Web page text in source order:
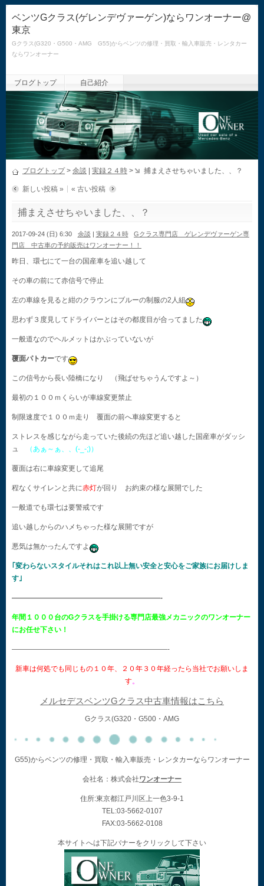
ベンツGクラス(ゲレンデヴァーゲン)ならワンオーナー@
東京
Gクラス(G320・G500・AMG G55)からベンツの修理・買取・輸入車販売・レンタカー
ならワンオーナー
ブログトップ 自己紹介
ブログトップ> 余談 実録２４時 > 捕まえさせちゃいました、、？
新しい投稿 » « 古い投稿
捕まえさせちゃいました、、？
2017-09-24 (日) 6:30 余談 | 実録２４時
Gクラス専門店 ゲレンデヴァーゲン専
門店 中古車の予約販売はワンオーナー！！
昨日、環七にて一台の国産車を追い越して
その車の前にて赤信号で停止
左の車線を見ると紺のクラウンにブルーの制服の2人組
思わず３度見してドライバーとはその都度目が合ってました
一般道なのでヘルメットはかぶっていないが
覆面パトカーです
この信号から長い陸橋になり （飛ばせちゃうんですよ～）
最初の１００ｍくらいが車線変更禁止
制限速度で１００ｍ走り 覆面の前へ車線変更すると
ストレスを感じながら走っていた後続の先ほど追い越した国産車がダッシ
ュ
（あぁ～ぁ、、(-_-;)）
覆面は右に車線変更して追尾
程なくサイレンと共に赤灯が回り お約束の様な展開でした
一般道でも環七は要警戒です
追い越しからのハメちゃった様な展開ですが
悪気は無かったんですよ
｢変わらないスタイルそれはこれ以上無い安全と安心をご家族にお届けしま
す｣
—————————————————————-
年間１０００台のGクラスを手掛ける専門店最強メカニックのワンオーナー
にお任せ下さい！
——————————————————————-
新車は何処でも同じもの１０年、２０年３０年経ったら当社でお願いしま
す。
メルセデスベンツGクラス中古車情報はこちら
Gクラス(G320・G500・AMG
G55)からベンツの修理・買取・輸入車販売・レンタカーならワンオーナー
会社名：株式会社ワンオーナー
住所:東京都江戸川区上一色3-9-1
TEL:03-5662-0107
FAX:03-5662-0108
本サイトへは下記バナーをクリックして下さい